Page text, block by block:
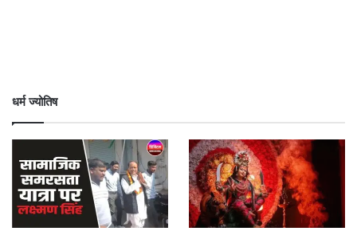
धर्म ज्योतिष